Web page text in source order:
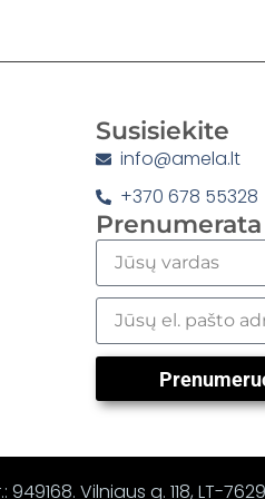
Susisiekite
info@amela.lt
+370 678 55328
Prenumerata
949168. Vilniaus g. 118, LT-